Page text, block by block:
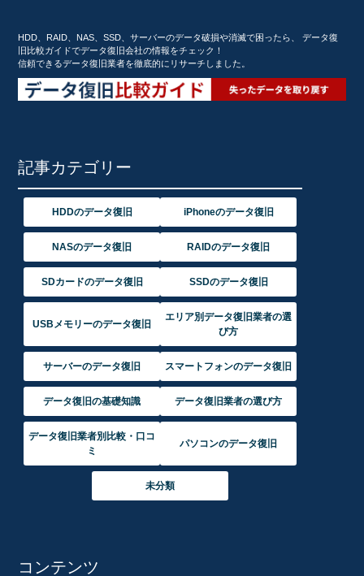
HDD、RAID、NAS、SSD、サーバーのデータ破損や消滅で困ったら、 データ復
旧比較ガイドでデータ復旧会社の情報をチェック！
信頼できるデータ復旧業者を徹底的にリサーチしました。
記事カテゴリー
HDDのデータ復旧 iPhoneのデータ復旧
NASのデータ復旧 RAIDのデータ復旧
SDカードのデータ復旧 SSDのデータ復旧
USBメモリーのデータ復旧
エリア別データ復旧業者の選
び方
サーバーのデータ復旧 スマートフォンのデータ復旧
データ復旧の基礎知識 データ復旧業者の選び方
データ復旧業者別比較・口コ
ミ
パソコンのデータ復旧
未分類
コンテンツ